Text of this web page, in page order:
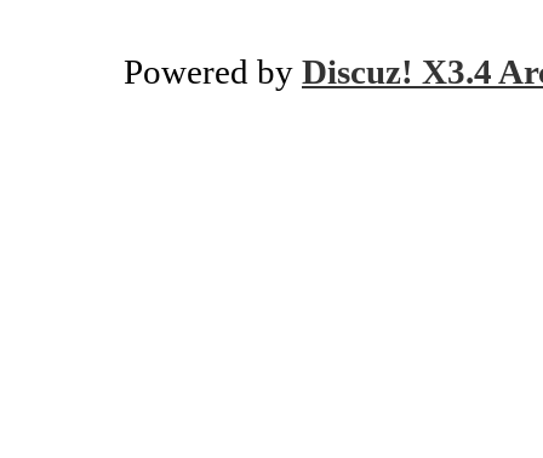
Powered by Discuz! X3.4